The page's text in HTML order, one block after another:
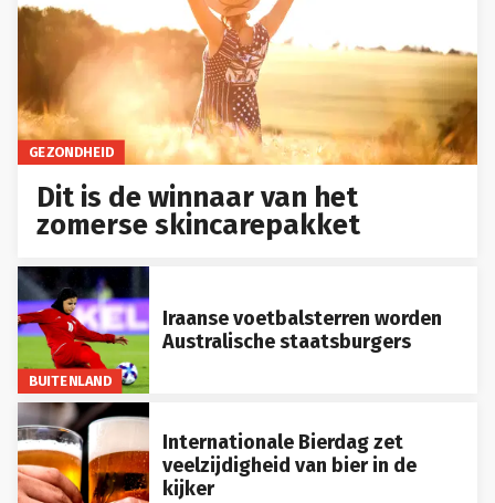
GEZONDHEID
Dit is de winnaar van het
zomerse skincarepakket
BUITENLAND
Iraanse voetbalsterren worden
Australische staatsburgers
Internationale Bierdag zet
veelzijdigheid van bier in de
kijker